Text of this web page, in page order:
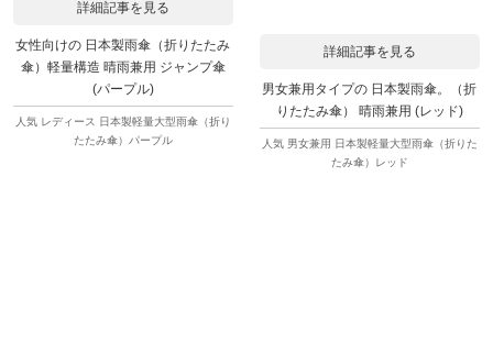
詳細記事を見る
女性向けの 日本製雨傘（折りたたみ
傘）軽量構造 晴雨兼用 ジャンプ傘
(パープル)
人気 レディース 日本製軽量大型雨傘（折り
たたみ傘）パープル
詳細記事を見る
男女兼用タイプの 日本製雨傘。（折
りたたみ傘） 晴雨兼用 (レッド)
人気 男女兼用 日本製軽量大型雨傘（折りた
たみ傘）レッド